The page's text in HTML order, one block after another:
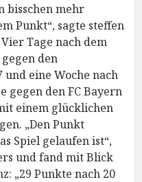
bisschen mehr
Punkt“, sagte steffen
Tage nach dem
den
eine Woche nach
gegen den FC Bayern
einem glücklichen
„Den Punkt
Spiel gelaufen ist“,
und fand mit Blick
„29 Punkte nach 20